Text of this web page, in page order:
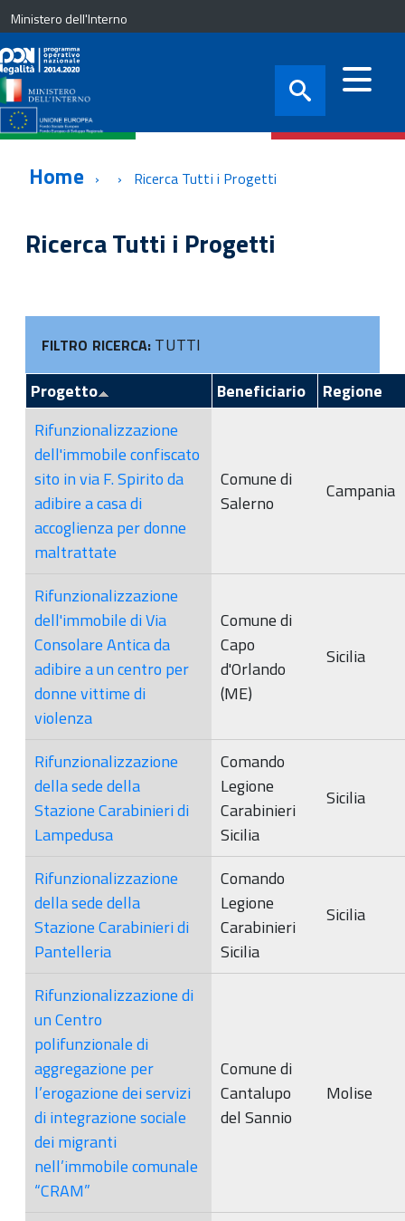
Ministero dell'Interno
Home Ricerca Tutti i Progetti
Ricerca Tutti i Progetti
FILTRO RICERCA: TUTTI
Progetto
Beneficiario
Regione
Rifunzionalizzazione
dell'immobile confiscato
sito in via F. Spirito da
adibire a casa di
accoglienza per donne
maltrattate
Comune di
Salerno
Campania
Rifunzionalizzazione
dell'immobile di Via
Consolare Antica da
adibire a un centro per
donne vittime di
violenza
Comune di
Capo
d'Orlando
(ME)
Sicilia
Rifunzionalizzazione
della sede della
Stazione Carabinieri di
Lampedusa
Comando
Legione
Carabinieri
Sicilia
Sicilia
Rifunzionalizzazione
della sede della
Stazione Carabinieri di
Pantelleria
Comando
Legione
Carabinieri
Sicilia
Sicilia
Rifunzionalizzazione di
un Centro
polifunzionale di
aggregazione per
l’erogazione dei servizi
di integrazione sociale
dei migranti
nell’immobile comunale
“CRAM”
Comune di
Cantalupo
del Sannio
Molise